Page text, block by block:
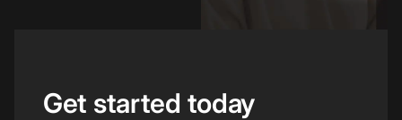
Get started today